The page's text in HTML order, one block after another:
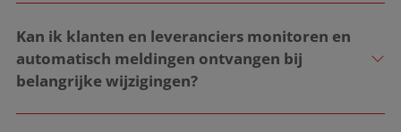
aan vast.
gaat. Zo kan uw team de integratie valideren en met
vertrouwen implementeren.
Kan ik klanten en leveranciers monitoren en
automatisch meldingen ontvangen bij
belangrijke wijzigingen?
Ja.Met onze monitoring ontvangt u direct een